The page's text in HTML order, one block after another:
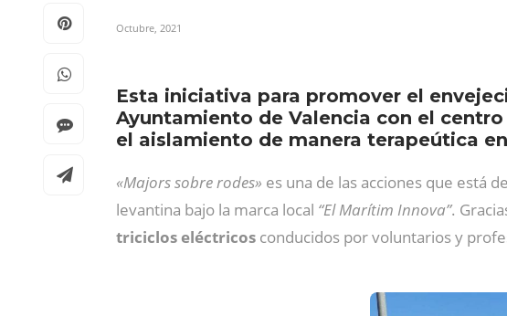
Octubre, 2021
Esta iniciativa para promover el
Ayuntamiento de Valencia con el
el aislamiento de manera terapeútica
«Majors sobre rodes» es una de las acciones que está
levantina bajo la marca local “El Marítim Innova”.
triciclos eléctricos conducidos por voluntarios y